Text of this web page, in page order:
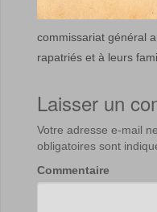
commissariat général
rapatriés et à leurs
Laisser un
Votre adresse e-mail
obligatoires sont
Commentaire